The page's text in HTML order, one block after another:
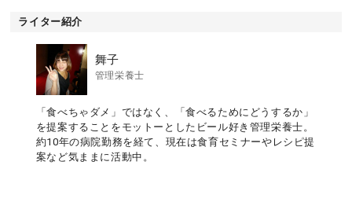
ライター紹介
舞子
管理栄養士
「食べちゃダメ」ではなく、「食べるためにどうするか」
を提案することをモットーとしたビール好き管理栄養士。
約10年の病院勤務を経て、現在は食育セミナーやレシピ提
案など気ままに活動中。